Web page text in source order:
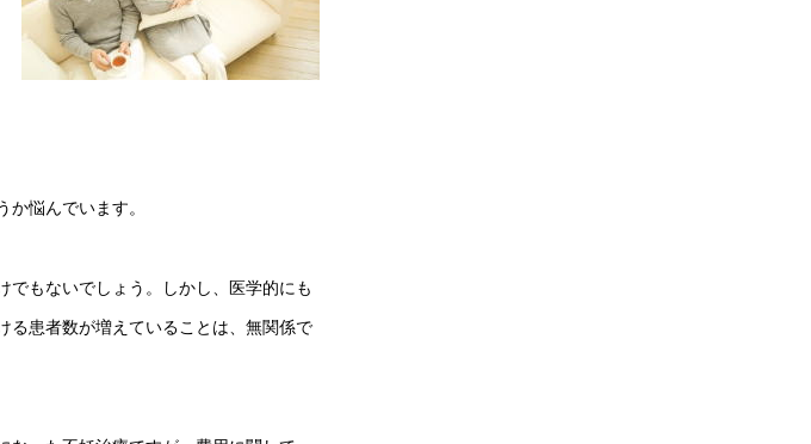
悩んでいます。
でもないでしょう。しかし、医学的にも
る患者数が増えていることは、無関係で